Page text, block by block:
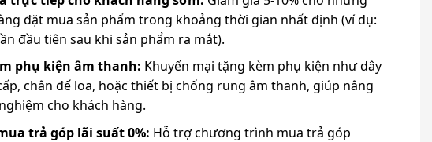
đặt mua sản phẩm trong khoảng thời gian nhất định (ví dụ:
đầu tiên sau khi sản phẩm ra mắt).
phụ kiện âm thanh: Khuyến mại tặng kèm phụ kiện như dây
chân đế loa, hoặc thiết bị chống rung âm thanh, giúp nâng
cho khách hàng.
trả góp lãi suất 0%: Hỗ trợ chương trình mua trả góp